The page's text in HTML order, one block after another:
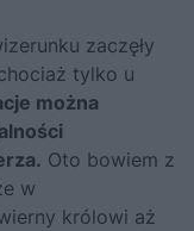
zaczęły
tylko u
można
Oto bowiem z
w
królowi aż